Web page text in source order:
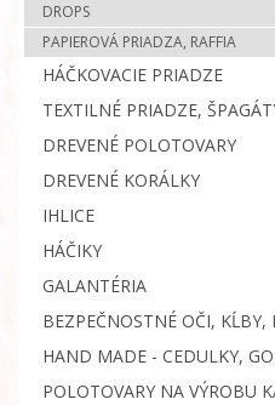
DROPS
PAPIEROVÁ PRIADZA, RAFFIA
HÁČKOVACIE PRIADZE
TEXTILNÉ PRIADZE,
DREVENÉ POLOTOVARY
DREVENÉ KORÁLKY
IHLICE
HÁČIKY
GALANTÉRIA
BEZPEČNOSTNÉ OČI, KĹBY,
HAND MADE - CEDULKY,
POLOTOVARY NA VÝROBU